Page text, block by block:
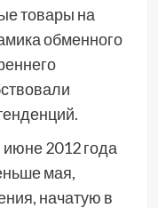
товары на
обменного
2012 года
мая,
начатую в